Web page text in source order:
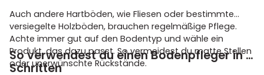
Auch andere Hartböden, wie Fliesen oder bestimmte
versiegelte Holzböden, brauchen regelmäßige Pflege.
Achte immer gut auf den Bodentyp und wähle ein
Produkt, das dazu passt. So vermeidest du matte Stellen
oder unerwünschte Rückstände.
So verwendest du einen Bodenpfleger in 2
Schritten